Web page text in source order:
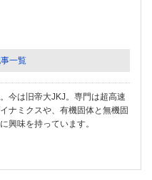
一覧
今は旧帝大JKJ。専門は超高速
ナミクスや、有機固体と無機固
興味を持っています。